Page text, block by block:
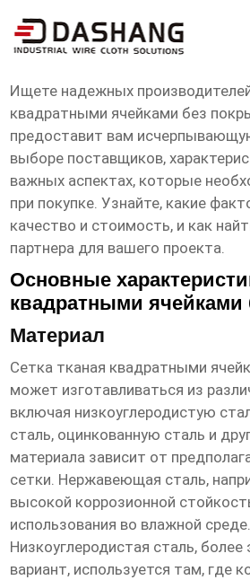
сетка тканая
без покрытия заводы
Ищете надежных
квадратными ячейками без
предоставит вам
выборе поставщиков,
важных аспектах, которые
при покупке. Узнайте, какие
качество и стоимость, и как
партнера для вашего проекта.
Основные
квадратными ячейками
Материал
Сетка тканая квадратными
может изготавливаться из
включая низкоуглеродистую
сталь, оцинкованную сталь и
материала зависит от
сетки. Нержавеющая сталь,
высокой коррозионной
использования во влажной среде.
Низкоуглеродистая сталь,
вариант, используется там, где